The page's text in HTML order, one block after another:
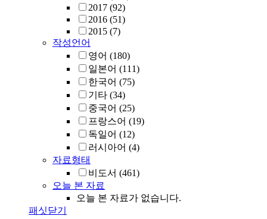
2017 (92)
2016 (51)
2015 (7)
작성언어
영어 (180)
일본어 (111)
한국어 (75)
기타 (34)
중국어 (25)
프랑스어 (19)
독일어 (12)
러시아어 (4)
자료형태
비도서 (461)
오늘 본 자료
오늘 본 자료가 없습니다.
패싯닫기